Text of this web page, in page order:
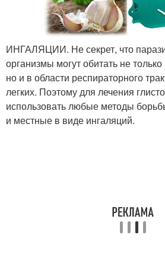
ИНГАЛЯЦИИ. Не секрет, что
организмы могут обитать не
но и в области респираторного
легких. Поэтому для лечения
использовать любые методы
и местные в виде ингаляций.